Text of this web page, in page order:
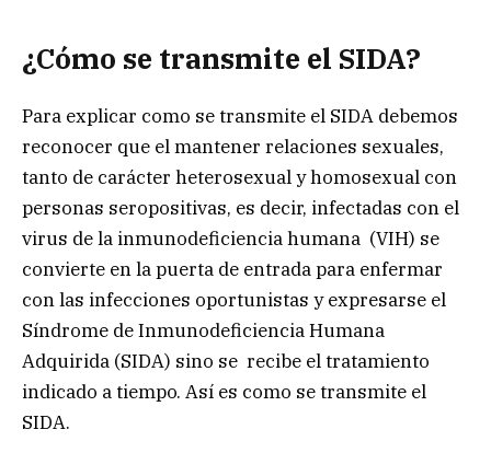
¿Cómo se transmite el SIDA?
Para explicar como se transmite el SIDA debemos
reconocer que el mantener relaciones sexuales,
tanto de carácter heterosexual y homosexual con
personas seropositivas, es decir, infectadas con el
virus de la inmunodeficiencia humana (VIH) se
convierte en la puerta de entrada para enfermar
con las infecciones oportunistas y expresarse el
Síndrome de Inmunodeficiencia Humana
Adquirida (SIDA) sino se recibe el tratamiento
indicado a tiempo. Así es como se transmite el
SIDA.